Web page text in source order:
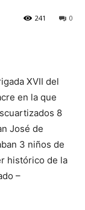
0
241
XVII del
en la que
8
José de
3 niños de
histórico de la
–